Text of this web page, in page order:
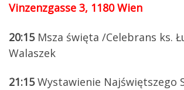
Vinzenzgasse 3, 1180 Wien
20:15Msza święta /Celebrans ks.
Walaszek
21:15Wystawienie Najświętszego